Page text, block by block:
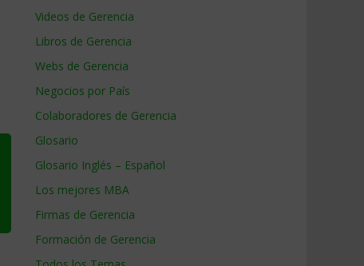
Videos de Gerencia
Libros de Gerencia
Webs de Gerencia
Negocios por País
Colaboradores de Gerencia
Glosario
Glosario Inglés – Español
Los mejores MBA
Firmas de Gerencia
Formación de Gerencia